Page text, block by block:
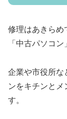
修理はあきらめ
「中古パソコン
企業や市役所な
ンをキチンとメ
す。